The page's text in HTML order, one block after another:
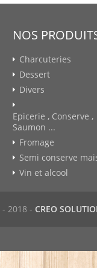
NOS
Charcuteries
Dessert
Divers
Epicerie , Conserve ,
Saumon ...
Fromage
Semi conserve
Vin et alcool
- 2018 - CREO